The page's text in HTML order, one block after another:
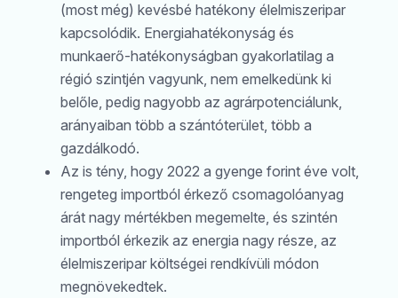
(most még) kevésbé hatékony élelmiszeripar
kapcsolódik. Energiahatékonyság és
munkaerő-hatékonyságban gyakorlatilag a
régió szintjén vagyunk, nem emelkedünk ki
belőle, pedig nagyobb az agrárpotenciálunk,
arányaiban több a szántóterület, több a
gazdálkodó.
Az is tény, hogy 2022 a gyenge forint éve volt,
rengeteg importból érkező csomagolóanyag
árát nagy mértékben megemelte, és szintén
importból érkezik az energia nagy része, az
élelmiszeripar költségei rendkívüli módon
megnövekedtek.